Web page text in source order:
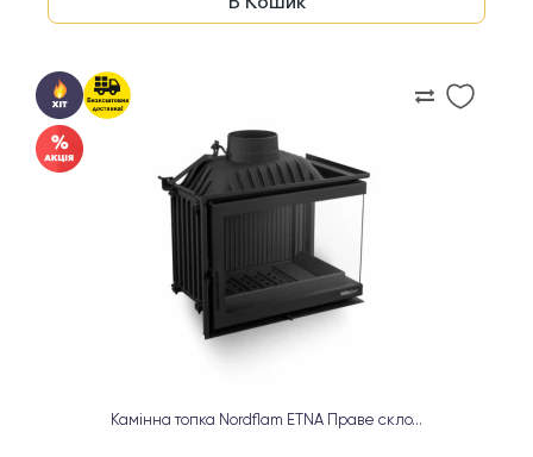
Камінна топка Nordflam ETNA Праве скло...